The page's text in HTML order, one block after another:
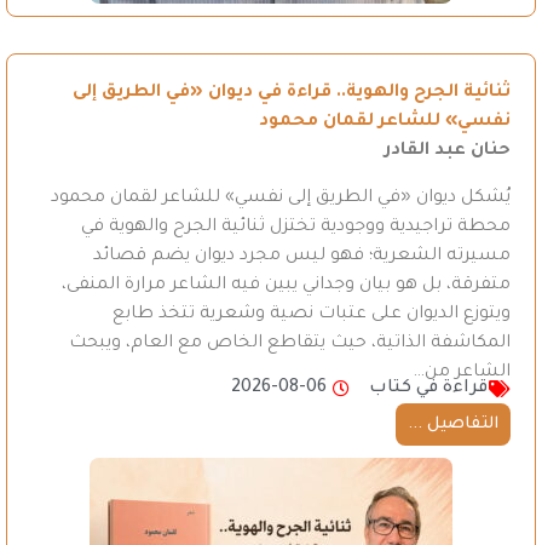
ثنائية الجرح والهوية.. قراءة في ديوان «في الطريق إلى
نفسي» للشاعر لقمان محمود
حنان عبد القادر
يُشكل ديوان «في الطريق إلى نفسي» للشاعر لقمان محمود
محطة تراجيدية ووجودية تختزل ثنائية الجرح والهوية في
مسيرته الشعرية؛ فهو ليس مجرد ديوان يضم قصائد
متفرقة، بل هو بيان وجداني يبين فيه الشاعر مرارة المنفى،
ويتوزع الديوان على عتبات نصية وشعرية تتخذ طابع
المكاشفة الذاتية، حيث يتقاطع الخاص مع العام، ويبحث
الشاعر من…
قراءة في كتاب
2026-08-06
التفاصيل ...